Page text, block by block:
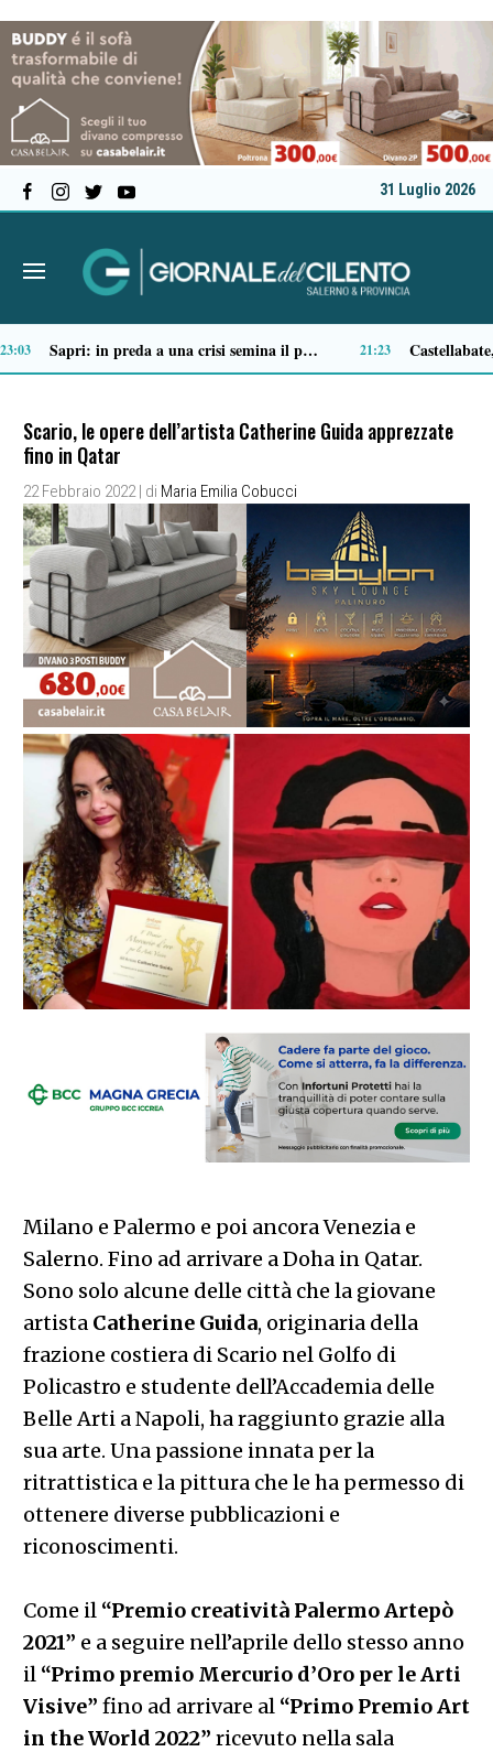
31 Luglio 2026
Tortorella celebra la Fiera di San Basilio: tra antichi mestieri, bestiame e la musica della Bandabardò 14:49
Scario, le opere dell’artista Catherine Guida apprezzate
fino in Qatar
22 Febbraio 2022 | di Maria Emilia Cobucci
Milano e Palermo e poi ancora Venezia e
Salerno. Fino ad arrivare a Doha in Qatar.
Sono solo alcune delle città che la giovane
artista Catherine Guida, originaria della
frazione costiera di Scario nel Golfo di
Policastro e studente dell’Accademia delle
Belle Arti a Napoli, ha raggiunto grazie alla
sua arte. Una passione innata per la
ritrattistica e la pittura che le ha permesso di
ottenere diverse pubblicazioni e
riconoscimenti.
Come il “Premio creatività Palermo Artepò
2021” e a seguire nell’aprile dello stesso anno
il “Primo premio Mercurio d’Oro per le Arti
Visive” fino ad arrivare al “Primo Premio Art
in the World 2022” ricevuto nella sala